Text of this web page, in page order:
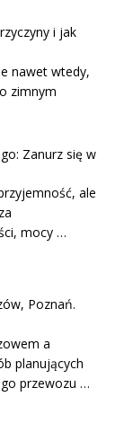
i jak
nawet wtedy,
zimnym
Zanurz się w
ale
mocy …
Poznań.
a
planujących
przewozu …